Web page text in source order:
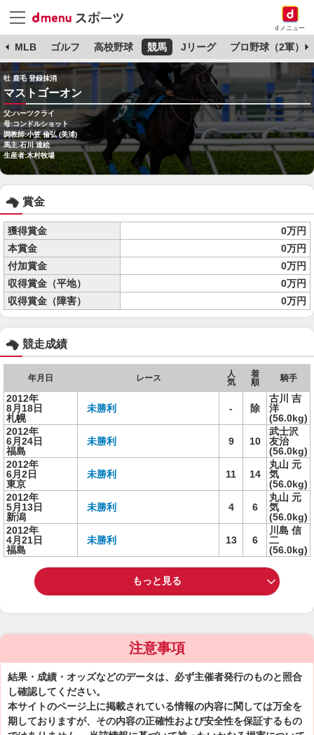
dメニュー
MLB ゴルフ 高校野球 競馬 Jリーグ プロ野球（2軍）
牡 鹿毛 登録抹消
マストゴーオン
父:ハーツクライ
母:コンドルショット
調教師:小笠 倫弘 (美浦)
馬主:石川 達絵
生産者:木村牧場
賞金
獲得賞金
0万円
本賞金
0万円
付加賞金
0万円
収得賞金（平地）
0万円
収得賞金（障害）
0万円
競走成績
年月日 レース
人
気
着
順
騎手
2012年
8月18日
札幌
未勝利 - 除
古川 吉
洋
(56.0kg)
2012年
6月24日
福島
未勝利 9 10
武士沢
友治
(56.0kg)
2012年
6月2日
東京
未勝利 11 14
丸山 元
気
(56.0kg)
2012年
5月13日
新潟
未勝利 4 6
丸山 元
気
(56.0kg)
2012年
4月21日
福島
未勝利 13 6
川島 信
二
(56.0kg)
もっと見る
注意事項
結果・成績・オッズなどのデータは、必ず主催者発行のものと照合
し確認してください。
本サイトのページ上に掲載されている情報の内容に関しては万全を
期しておりますが、その内容の正確性および安全性を保証するもの